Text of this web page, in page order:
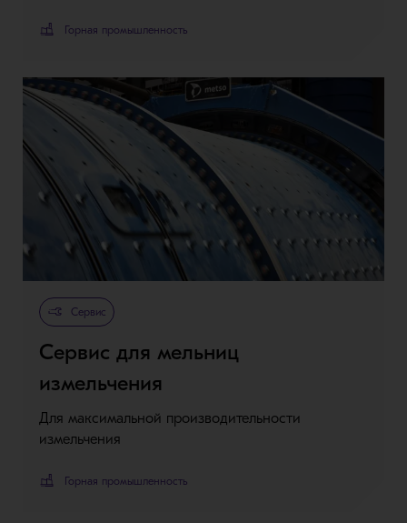
Горная промышленность
Сервис
Сервис для мельниц
измельчения
Для максимальной производительности
измельчения
Горная промышленность